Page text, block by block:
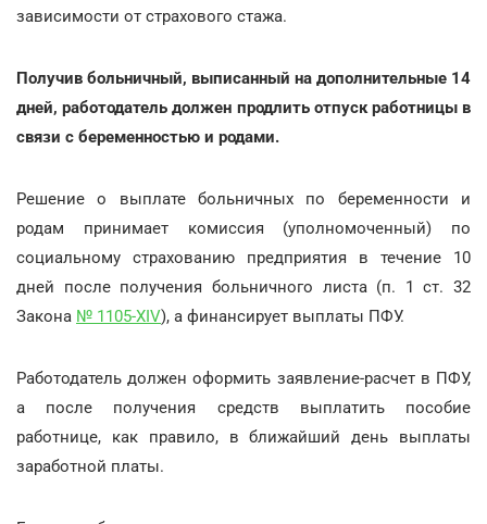
зависимости от страхового стажа.
Получив больничный, выписанный на дополнительные 14
дней, работодатель должен продлить отпуск работницы в
связи с беременностью и родами.
Решение о выплате больничных по беременности и
родам принимает комиссия (уполномоченный) по
социальному страхованию предприятия в течение 10
дней после получения больничного листа (п. 1 ст. 32
Закона № 1105-XIV), а финансирует выплаты ПФУ.
Работодатель должен оформить заявление-расчет в ПФУ,
а после получения средств выплатить пособие
работнице, как правило, в ближайший день выплаты
заработной платы.